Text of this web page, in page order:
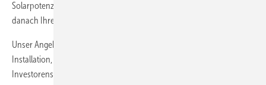
Solarpotenzial entdecken! Mit dem E.ON Solarrechner können Sie
danach Ihre Kostenersparnis berechnen.
Unser Angebot umfasst darüber hinaus die Entwicklung, Planung,
Installation, Wartung und Betreuung von Solaranlagen. Auch das
Investorensegment großer Photovoltaikkraftwerke bieten wir an. Als